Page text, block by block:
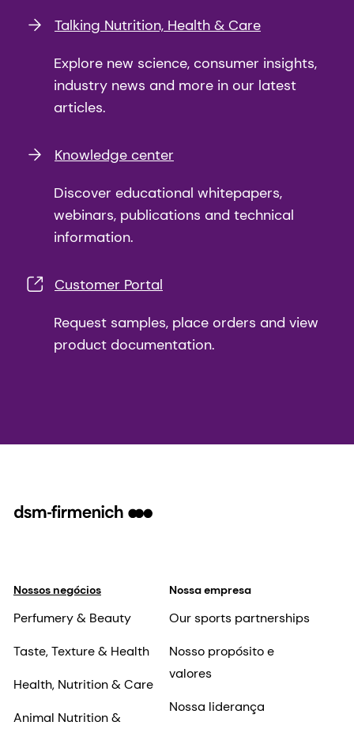
Talking Nutrition, Health & Care
Explore new science, consumer insights,
industry news and more in our latest
articles.
Knowledge center
Discover educational whitepapers,
webinars, publications and technical
information.
Customer Portal
Request samples, place orders and view
product documentation.
Nossos negócios
Perfumery & Beauty
Taste, Texture & Health
Health, Nutrition & Care
Animal Nutrition &
Nossa empresa
Our sports partnerships
Nosso propósito e
valores
Nossa liderança